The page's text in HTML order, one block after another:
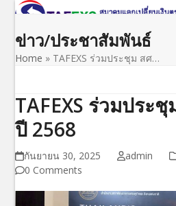
Skip
content
Open
mobile
menu
Close
mobile
menu
ข่าว/ประชาสัมพันธ์
Home » TAFEXS ร่วมประชุม สศ…
TAFEXS ร่วมประ
ปี 2568
กันยายน 30, 2025 admin
0 Comments